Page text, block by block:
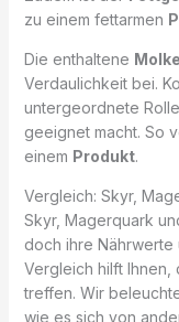
zu einem fettarmen
Die enthaltene Molke
Verdaulichkeit bei.
untergeordnete
geeignet macht. So
einem Produkt.
Vergleich: Skyr,
Skyr, Magerquark
doch ihre Nährwerte
Vergleich hilft Ihnen,
treffen. Wir
wie es sich von